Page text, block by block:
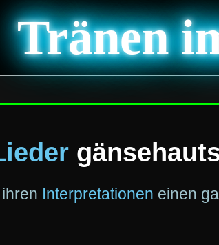
Tränen
gänsehaut
Interpretationen einen